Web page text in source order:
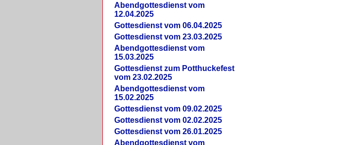
Abendgottesdienst vom
12.04.2025
Gottesdienst vom 06.04.2025
Gottesdienst vom 23.03.2025
Abendgottesdienst vom
15.03.2025
Gottesdienst zum Potthuckefest
vom 23.02.2025
Abendgottesdienst vom
15.02.2025
Gottesdienst vom 09.02.2025
Gottesdienst vom 02.02.2025
Gottesdienst vom 26.01.2025
Abendgottesdienst vom